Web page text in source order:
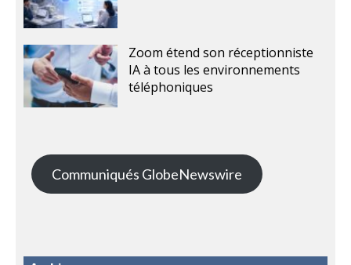
Zoom étend son réceptionniste
IA à tous les environnements
téléphoniques
Communiqués GlobeNewswire